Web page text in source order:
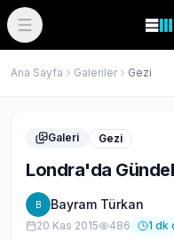
Ana Sayfa Galeriler Gezi
Galeri Gezi
Londra'da
B Bayram Türkan
20 Kas 2015 486 1 dk